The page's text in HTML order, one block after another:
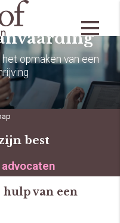
opmaken van een
best
van een